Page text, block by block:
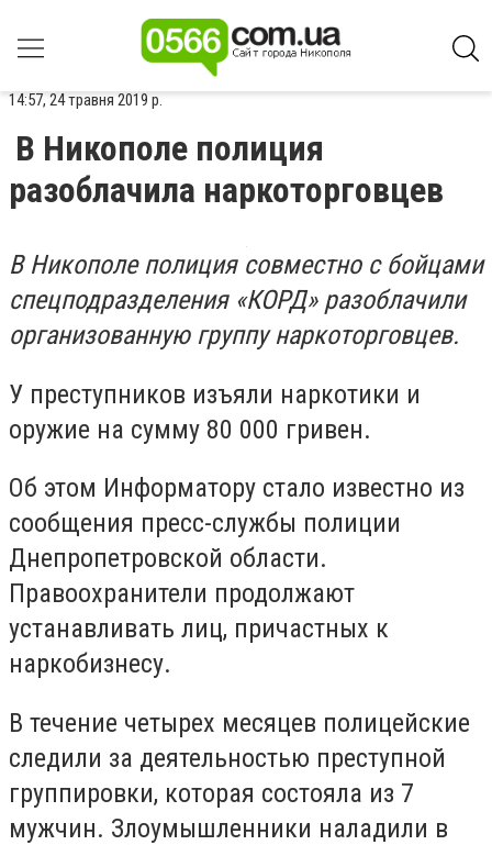
14:57, 24 травня 2019 р.
В Никополе полиция
разоблачила наркоторговцев
В Никополе полиция совместно с бойцами
спецподразделения «КОРД» разоблачили
организованную группу наркоторговцев.
У преступников изъяли наркотики и
оружие на сумму 80 000 гривен.
Об этом Информатору стало известно из
сообщения пресс-службы полиции
Днепропетровской области.
Правоохранители продолжают
устанавливать лиц, причастных к
наркобизнесу.
В течение четырех месяцев полицейские
следили за деятельностью преступной
группировки, которая состояла из 7
мужчин. Злоумышленники наладили в